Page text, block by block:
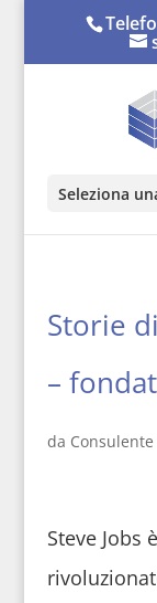
Seleziona
Storie
–
da
Steve Jobs